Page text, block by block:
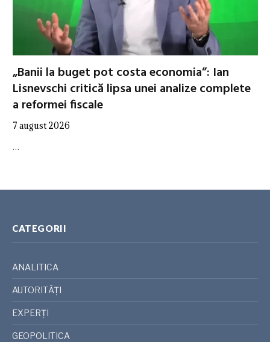
„Banii la buget pot costa economia”: Ian
Lisnevschi critică lipsa unei analize complete
a reformei fiscale
7 august 2026
…
CATEGORII
ANALITICA
AUTORITĂȚI
EXPERȚI
GEOPOLITICA